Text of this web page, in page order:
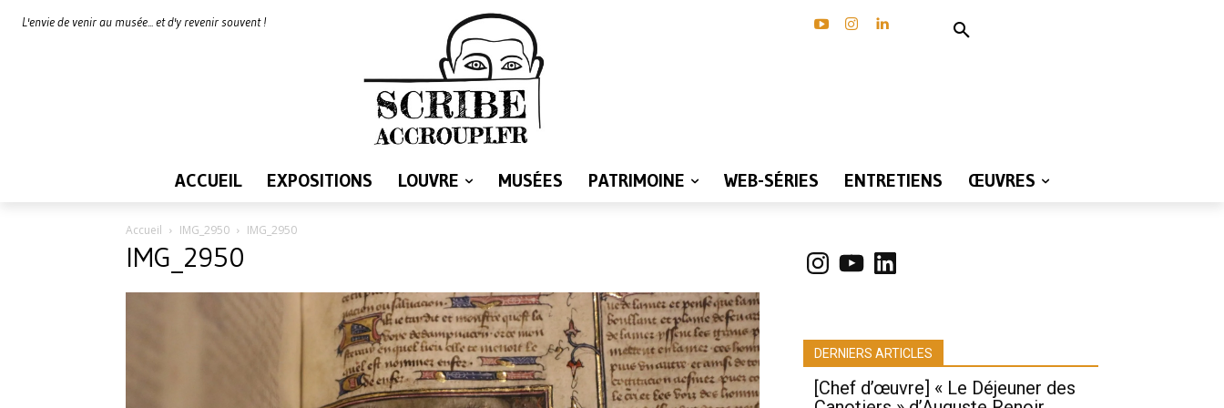
L'envie de venir au musée... et d'y revenir souvent !
ACCUEIL EXPOSITIONS LOUVRE MUSÉES PATRIMOINE WEB-SÉRIES ENTRETIENS ŒUVRES
Accueil IMG_2950 IMG_2950
IMG_2950 Instagram
YouTubeLinkedIn
DERNIERS ARTICLES
[Chef d’œuvre] « Le Déjeuner des